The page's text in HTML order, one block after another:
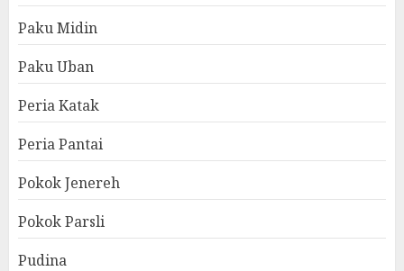
Paku Midin
Paku Uban
Peria Katak
Peria Pantai
Pokok Jenereh
Pokok Parsli
Pudina